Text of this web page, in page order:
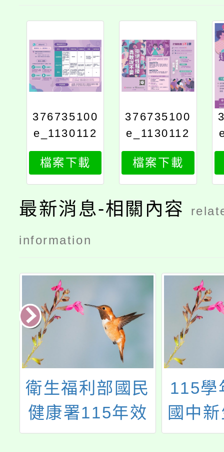
376735100
e_1130112
673_attach
3
檔案下載
376735100
e_1130112
673_attach
2
檔案下載
最新消息-相關內容
information
115學年度公立
國中新生線上報
到作業問題與解
新北
年度
生適